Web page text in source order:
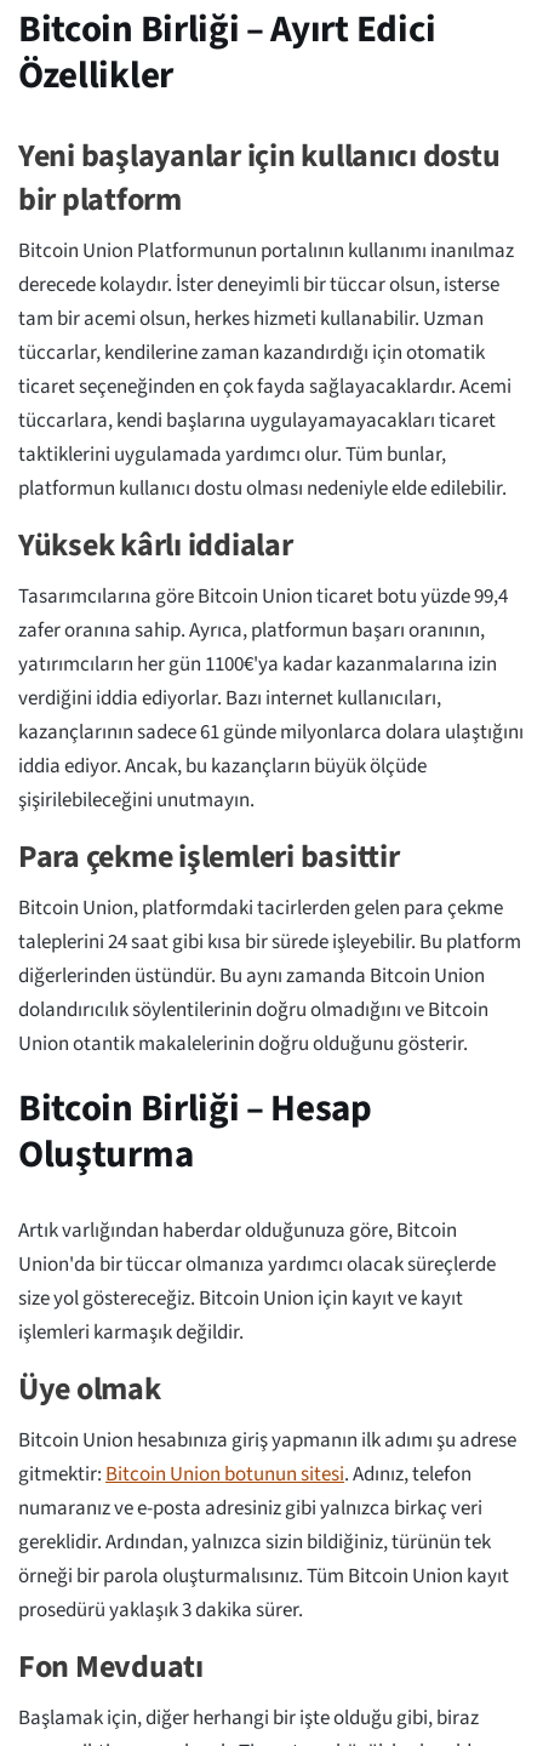
Bitcoin Birliği – Ayırt Edici
Özellikler
Yeni başlayanlar için kullanıcı dostu
bir platform
Bitcoin Union Platformunun portalının kullanımı inanılmaz
derecede kolaydır. İster deneyimli bir tüccar olsun, isterse
tam bir acemi olsun, herkes hizmeti kullanabilir. Uzman
tüccarlar, kendilerine zaman kazandırdığı için otomatik
ticaret seçeneğinden en çok fayda sağlayacaklardır. Acemi
tüccarlara, kendi başlarına uygulayamayacakları ticaret
taktiklerini uygulamada yardımcı olur. Tüm bunlar,
platformun kullanıcı dostu olması nedeniyle elde edilebilir.
Yüksek kârlı iddialar
Tasarımcılarına göre Bitcoin Union ticaret botu yüzde 99,4
zafer oranına sahip. Ayrıca, platformun başarı oranının,
yatırımcıların her gün 1100€'ya kadar kazanmalarına izin
verdiğini iddia ediyorlar. Bazı internet kullanıcıları,
kazançlarının sadece 61 günde milyonlarca dolara ulaştığını
iddia ediyor. Ancak, bu kazançların büyük ölçüde
şişirilebileceğini unutmayın.
Para çekme işlemleri basittir
Bitcoin Union, platformdaki tacirlerden gelen para çekme
taleplerini 24 saat gibi kısa bir sürede işleyebilir. Bu platform
diğerlerinden üstündür. Bu aynı zamanda Bitcoin Union
dolandırıcılık söylentilerinin doğru olmadığını ve Bitcoin
Union otantik makalelerinin doğru olduğunu gösterir.
Bitcoin Birliği – Hesap
Oluşturma
Artık varlığından haberdar olduğunuza göre, Bitcoin
Union'da bir tüccar olmanıza yardımcı olacak süreçlerde
size yol göstereceğiz. Bitcoin Union için kayıt ve kayıt
işlemleri karmaşık değildir.
Üye olmak
Bitcoin Union hesabınıza giriş yapmanın ilk adımı şu adrese
gitmektir: Bitcoin Union botunun sitesi. Adınız, telefon
numaranız ve e-posta adresiniz gibi yalnızca birkaç veri
gereklidir. Ardından, yalnızca sizin bildiğiniz, türünün tek
örneği bir parola oluşturmalısınız. Tüm Bitcoin Union kayıt
prosedürü yaklaşık 3 dakika sürer.
Fon Mevduatı
Başlamak için, diğer herhangi bir işte olduğu gibi, biraz